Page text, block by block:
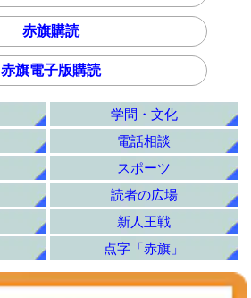
赤旗購読
赤旗電子版購読
学問・文化
電話相談
スポーツ
読者の広場
新人王戦
点字「赤旗」